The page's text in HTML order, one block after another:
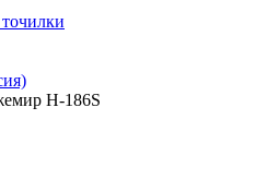
H-186S